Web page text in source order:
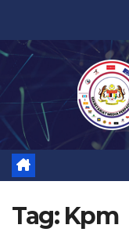
content
Tag: Kpm